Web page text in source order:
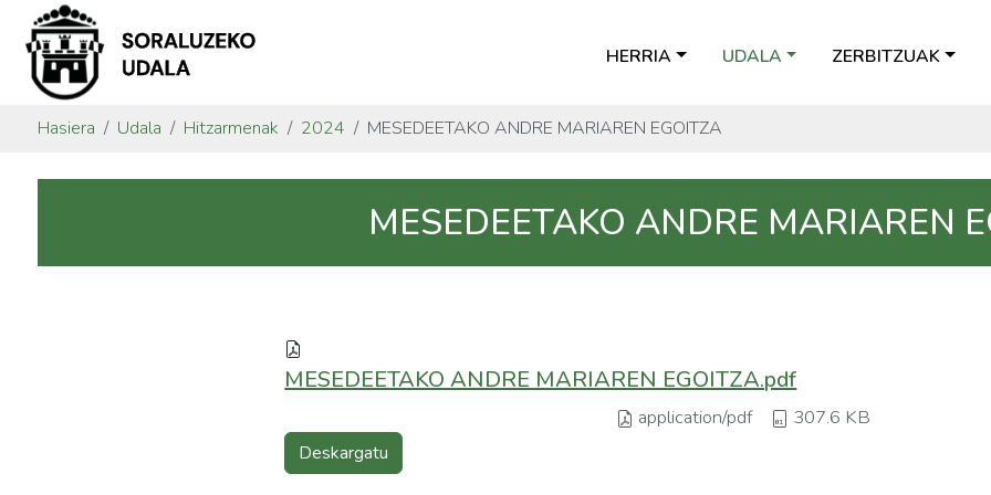
HERRIA UDALA ZERBITZUAK
Hasiera Udala Hitzarmenak 2024 MESEDEETAKO ANDRE MARIAREN EGOITZA
MESEDEETAKO ANDRE MARIAREN
MESEDEETAKO ANDRE MARIAREN EGOITZA.pdf
application/pdf 307.6 KB
Deskargatu